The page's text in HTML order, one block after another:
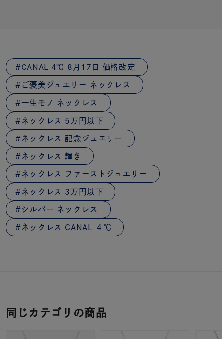
CANAL 4℃ 8月17日 価格改定
ご褒美ジュエリー ネックレス
一生モノ ネックレス
ネックレス 5万円以下
ネックレス 記念ジュエリー
ネックレス 輝き
ネックレス ファーストジュエリー
ネックレス 3万円以下
シルバー ネックレス
ネックレス CANAL ４℃
同じカテゴリの商品